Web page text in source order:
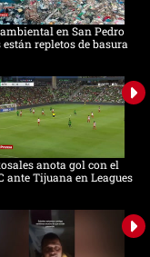
en San Pedro
están repletos de basura
anota gol con el
ante Tijuana en Leagues